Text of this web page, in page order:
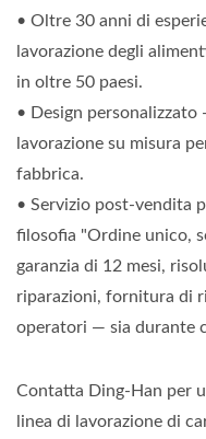
• Oltre 30 anni di
lavorazione degli
in oltre 50 paesi.
• Design
lavorazione su misura
fabbrica.
• Servizio post-vendita
filosofia "Ordine unico,
garanzia di 12 mesi,
riparazioni, fornitura di
operatori — sia durante
Contatta Ding-Han per
linea di lavorazione di